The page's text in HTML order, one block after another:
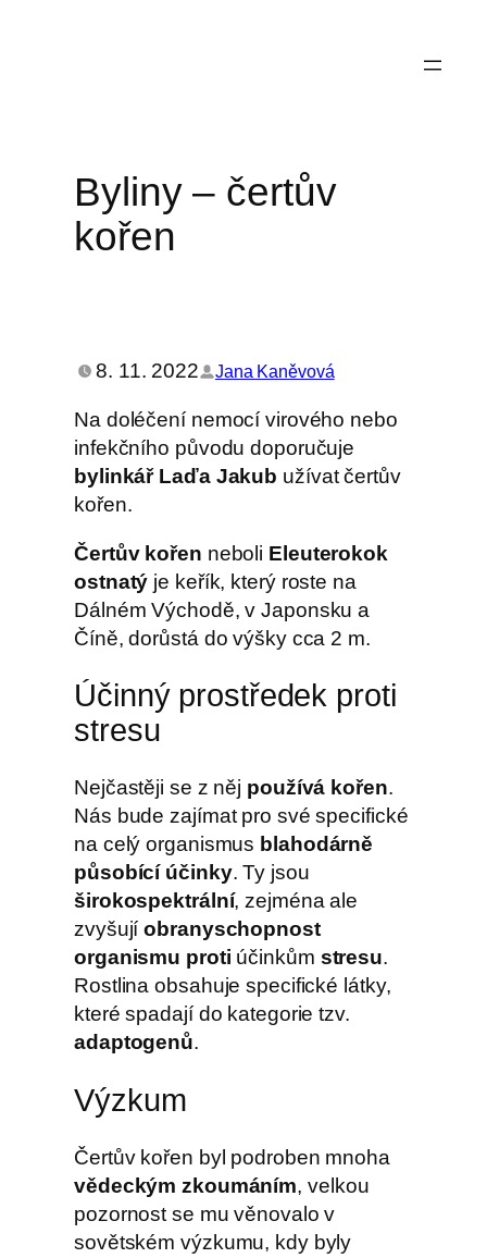
Byliny – čertův
kořen
8. 11. 2022 Jana Kaněvová
Na doléčení nemocí virového nebo
infekčního původu doporučuje
bylinkář Laďa Jakub užívat čertův
kořen.
Čertův kořen neboli Eleuterokok
ostnatý je keřík, který roste na
Dálném Východě, v Japonsku a
Číně, dorůstá do výšky cca 2 m.
Účinný prostředek proti
stresu
Nejčastěji se z něj používá kořen.
Nás bude zajímat pro své specifické
na celý organismus blahodárně
působící účinky. Ty jsou
širokospektrální, zejména ale
zvyšujíobranyschopnost
organismu proti účinkům stresu.
Rostlina obsahuje specifické látky,
které spadají do kategorie tzv.
adaptogenů.
Výzkum
Čertův kořen byl podroben mnoha
vědeckým zkoumáním, velkou
pozornost se mu věnovalo v
sovětském výzkumu, kdy byly